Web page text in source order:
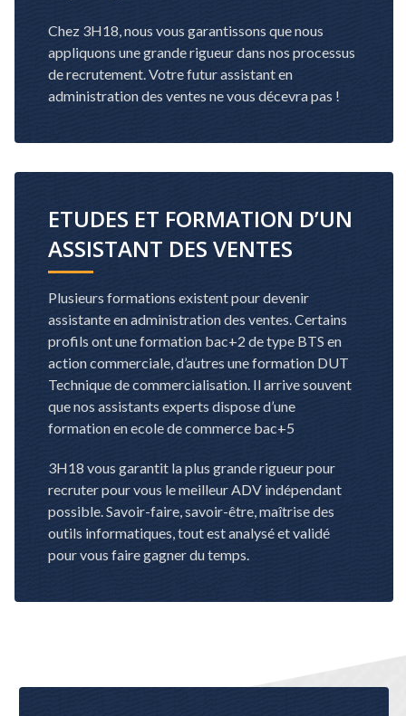
Chez 3H18, nous vous garantissons que nous
appliquons une grande rigueur dans nos processus
de recrutement. Votre futur assistant en
administration des ventes ne vous décevra pas !
ETUDES ET FORMATION D’UN
ASSISTANT DES VENTES
Plusieurs formations existent pour devenir
assistante en administration des ventes. Certains
profils ont une formation bac+2 de type BTS en
action commerciale, d’autres une formation DUT
Technique de commercialisation. Il arrive souvent
que nos assistants experts dispose d’une
formation en ecole de commerce bac+5
3H18 vous garantit la plus grande rigueur pour
recruter pour vous le meilleur ADV indépendant
possible. Savoir-faire, savoir-être, maîtrise des
outils informatiques, tout est analysé et validé
pour vous faire gagner du temps.